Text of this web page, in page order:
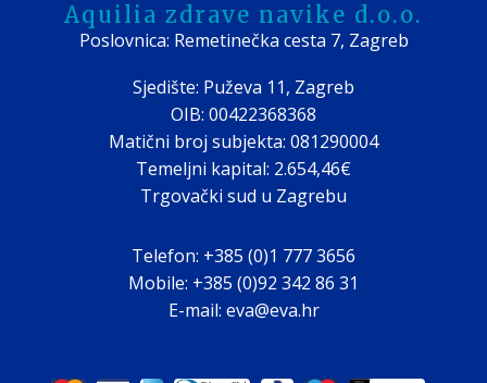
Aquilia zdrave navike d.o.o.
Poslovnica: Remetinečka cesta 7, Zagreb
Sjedište: Puževa 11, Zagreb
OIB: 00422368368
Matični broj subjekta: 081290004
Temeljni kapital: 2.654,46€
Trgovački sud u Zagrebu
Telefon: +385 (0)1 777 3656
Mobile: +385 (0)92 342 86 31
E-mail: eva@eva.hr